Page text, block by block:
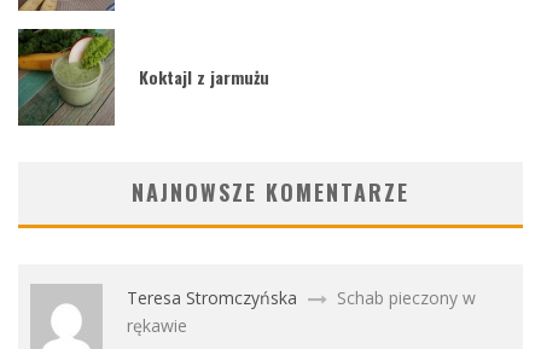
Koktajl z jarmużu
NAJNOWSZE KOMENTARZE
Teresa Stromczyńska
Schab pieczony w
rękawie